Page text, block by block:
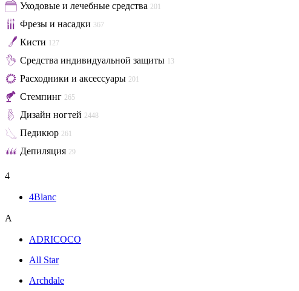
Уходовые и лечебные средства 201
Фрезы и насадки 367
Кисти 127
Средства индивидуальной защиты 13
Расходники и аксессуары 201
Стемпинг 265
Дизайн ногтей 2448
Педикюр 261
Депиляция 29
4
4Blanc
A
ADRICOCO
All Star
Archdale